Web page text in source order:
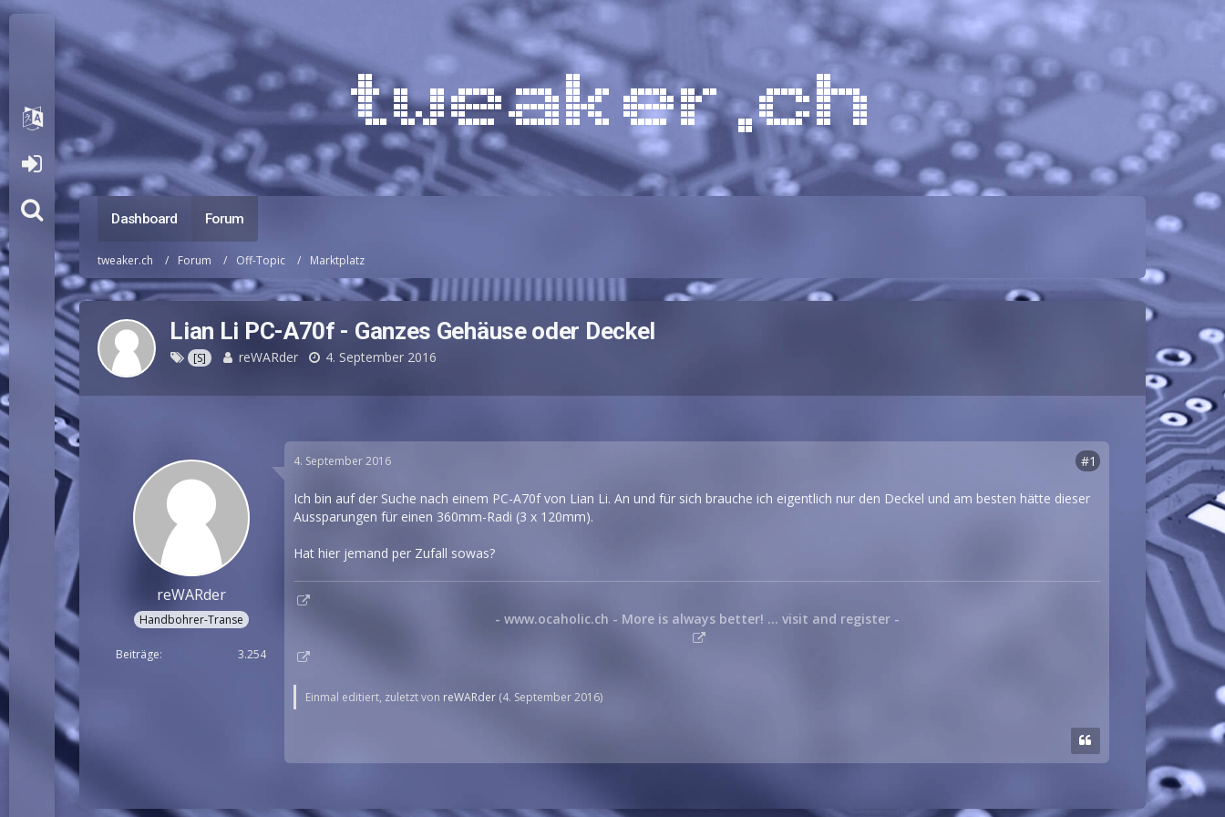
Dashboard Forum
tweaker.ch Forum Off-Topic Marktplatz
Lian Li PC-A70f - Ganzes Gehäuse oder Deckel
[S] reWARder 4. September 2016
reWARder
Handbohrer-Transe
Beiträge 3.254
4. September 2016 #1
Ich bin auf der Suche nach einem PC-A70f von Lian Li. An und für sich brauche ich eigentlich nur den Deckel und am besten hätte dieser
Aussparungen für einen 360mm-Radi (3 x 120mm).
Hat hier jemand per Zufall sowas?
- www.ocaholic.ch - More is always better! ... visit and register -
Einmal editiert, zuletzt von reWARder (4. September 2016)